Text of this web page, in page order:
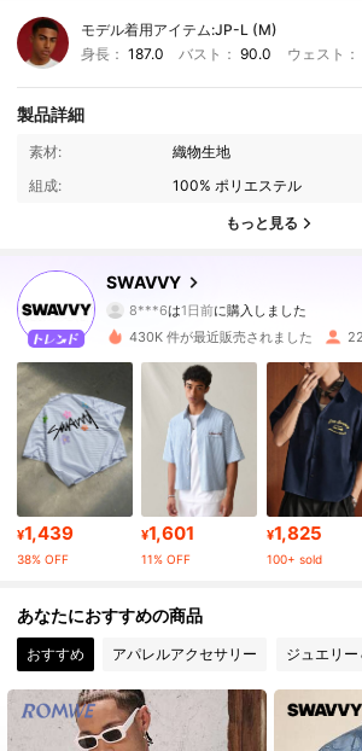
モデル着用アイテム:JP-L (M)
身長： 187.0 バスト：90.0 ウェスト：
製品詳細
素材:
織物生地
組成:
100% ポリエステル
もっと見る
SWAVVY
332K フォロワー
4.86
332K フォロワー
8***6は1日前に購入しました
4.86 332K フォロワー
4.86 332K フォロワー
4.86 332K フォロワー
4.86 332K フォロワー
4.86 332K フォロワー
430K 件が最近販売されました
¥1,439
38% OFF
¥1,601
11% OFF
¥1,825
100+ sold
あなたにおすすめの商品
おすすめ アパレルアクセサリー ジュエリ